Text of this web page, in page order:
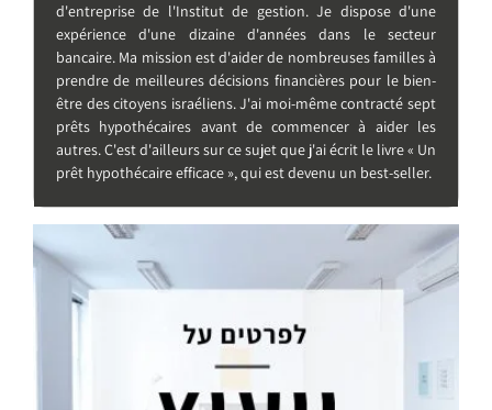
d'entreprise de l'Institut de gestion. Je dispose d'une
expérience d'une dizaine d'années dans le secteur
bancaire. Ma mission est d'aider de nombreuses familles à
prendre de meilleures décisions financières pour le bien-
être des citoyens israéliens. J'ai moi-même contracté sept
prêts hypothécaires avant de commencer à aider les
autres. C'est d'ailleurs sur ce sujet que j'ai écrit le livre « Un
prêt hypothécaire efficace », qui est devenu un best-seller.